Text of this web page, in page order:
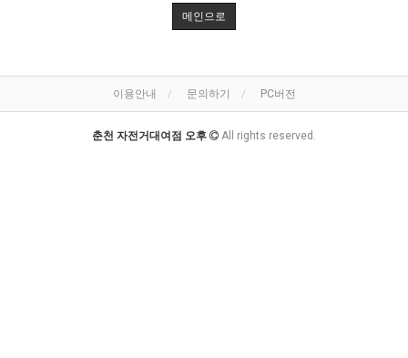
메인으로
이용안내 문의하기 PC버전
춘천 자전거대여점 오후 All rights reserved.